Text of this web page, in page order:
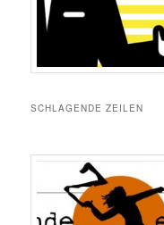
SCHLAGENDE ZEILEN